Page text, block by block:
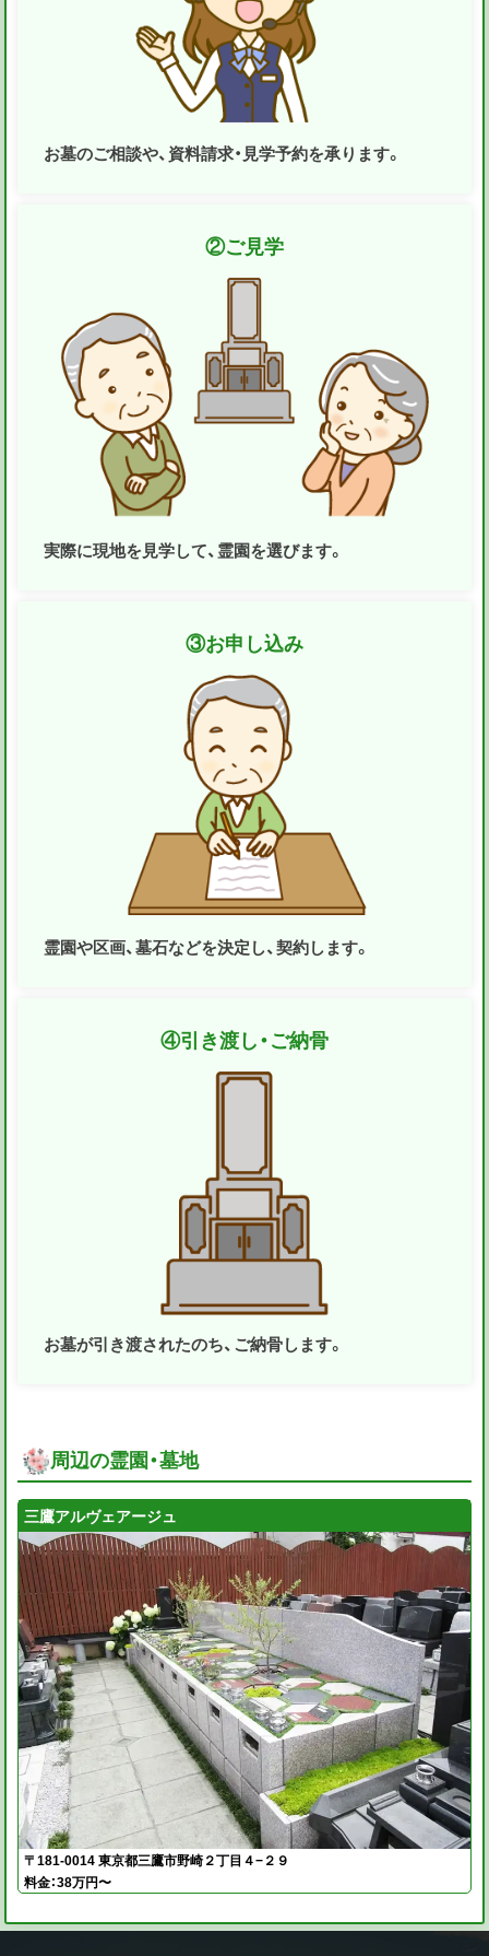
お墓のご相談や、資料請求・見学予約を承ります。
②ご見学
実際に現地を見学して、霊園を選びます。
③お申し込み
霊園や区画、墓石などを決定し、契約します。
④引き渡し・ご納骨
お墓が引き渡されたのち、ご納骨します。
周辺の霊園・墓地
三鷹アルヴェアージュ
〒181-0014 東京都三鷹市野崎２丁目４−２９
料金：38万円〜